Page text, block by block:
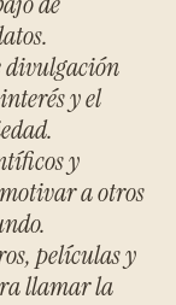
divulgación
y el
y
a otros
películas y
llamar la